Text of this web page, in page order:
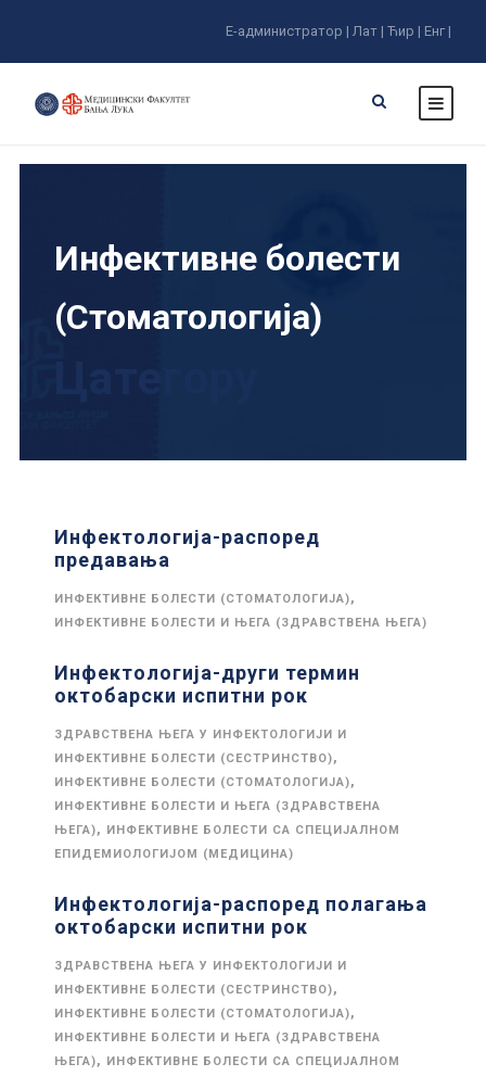
Е-администратор | Лат | Ћир | Енг |
Инфективне болести
(Стоматологија)
Инфектологија-распоред
предавања
ИНФЕКТИВНЕ БОЛЕСТИ (СТОМАТОЛОГИЈА),
ИНФЕКТИВНЕ БОЛЕСТИ И ЊЕГА (ЗДРАВСТВЕНА ЊЕГА)
Инфектологија-други термин
октобарски испитни рок
ЗДРАВСТВЕНА ЊЕГА У ИНФЕКТОЛОГИЈИ И
ИНФЕКТИВНЕ БОЛЕСТИ (СЕСТРИНСТВО),
ИНФЕКТИВНЕ БОЛЕСТИ (СТОМАТОЛОГИЈА),
ИНФЕКТИВНЕ БОЛЕСТИ И ЊЕГА (ЗДРАВСТВЕНА
ЊЕГА), ИНФЕКТИВНЕ БОЛЕСТИ СА СПЕЦИЈАЛНОМ
ЕПИДЕМИОЛОГИЈОМ (МЕДИЦИНА)
Инфектологија-распоред полагања
октобарски испитни рок
ЗДРАВСТВЕНА ЊЕГА У ИНФЕКТОЛОГИЈИ И
ИНФЕКТИВНЕ БОЛЕСТИ (СЕСТРИНСТВО),
ИНФЕКТИВНЕ БОЛЕСТИ (СТОМАТОЛОГИЈА),
ИНФЕКТИВНЕ БОЛЕСТИ И ЊЕГА (ЗДРАВСТВЕНА
ЊЕГА), ИНФЕКТИВНЕ БОЛЕСТИ СА СПЕЦИЈАЛНОМ